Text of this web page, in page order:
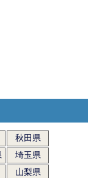
秋田県
埼玉県
山梨県